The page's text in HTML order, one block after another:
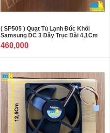
( SP505 ) Quạt Tủ Lạnh Đúc Khối
Samsung DC 3 Dây Trục Dài 4,1Cm
460,000